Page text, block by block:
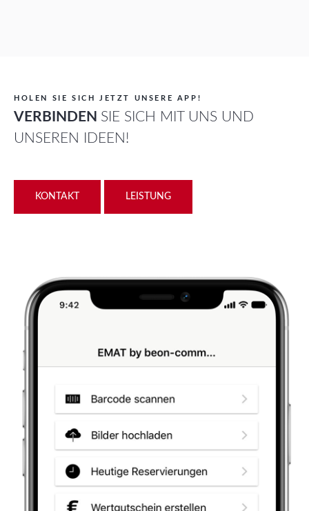
HOLEN SIE SICH JETZT UNSERE APP!
VERBINDEN SIE SICH MIT UNS UND
UNSEREN IDEEN!
KONTAKT LEISTUNG